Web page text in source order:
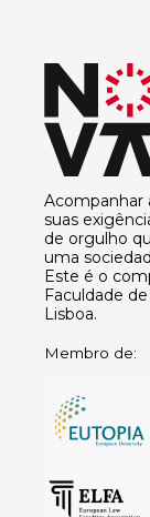
Acompanhar
suas
de orgulho
uma
Este é o
Faculdade
Lisboa.
Membro de: